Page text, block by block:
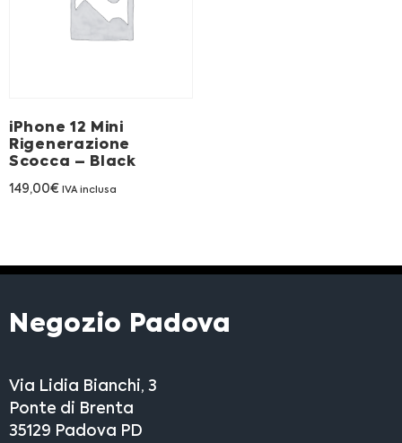
iPhone 12 Mini
Rigenerazione
Scocca – Black
149,00€ IVA inclusa
Negozio Padova
Via Lidia Bianchi, 3
Ponte di Brenta
35129 Padova PD